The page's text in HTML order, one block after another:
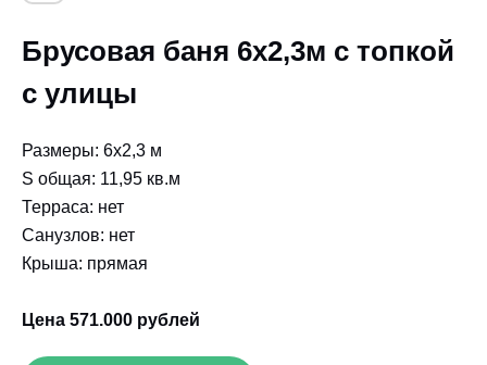
Брусовая баня 6х2,3м с топкой
с улицы
Размеры: 6х2,3 м
S общая: 11,95 кв.м
Терраса: нет
Санузлов: нет
Крыша: прямая
Цена 571.000 рублей